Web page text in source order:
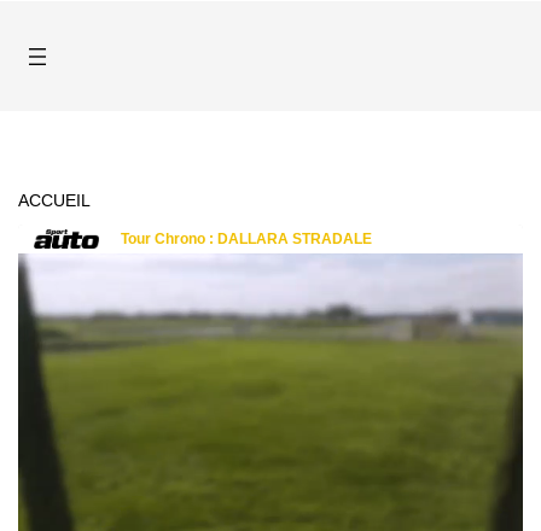
ACCUEIL